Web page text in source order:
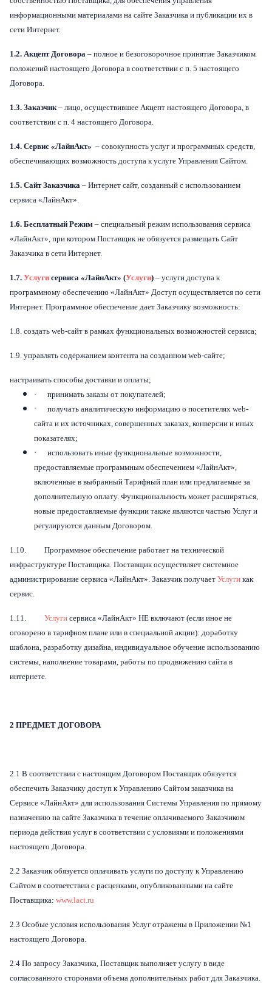
информационными материалами на сайте Заказчика и публикации их в
сети Интернет.
1.2. Акцепт Договора – полное и безоговорочное принятие Заказчиком
положений настоящего Договора в соответствии с п. 5 настоящего
Договора.
1.3. Заказчик – лицо, осуществившее Акцепт настоящего Договора, в
соответствии с п. 4 настоящего Договора.
1.4. Сервис «ЛайнАкт» – совокупность услуг и программных средств,
обеспечивающих возможность доступа к услуге Управления Сайтом.
1.5. Сайт Заказчика – Интернет сайт, созданный с использованием
сервиса «ЛайнАкт».
1.6. Бесплатный Режим – специальный режим использования сервиса
«ЛайнАкт», при котором Поставщик не обязуется размещать Сайт
Заказчика в сети Интернет.
1.7. Услуги сервиса «ЛайнАкт» (Услуги) – услуги доступа к
программному обеспечению «ЛайнАкт» Доступ осуществляется по сети
Интернет. Программное обеспечение дает Заказчику возможность:
1.8. создать web-сайт в рамках функциональных возможностей сервиса;
1.9. управлять содержанием контента на созданном web-сайте;
настраивать способы доставки и оплаты;
· принимать заказы от покупателей;
· получать аналитическую информацию о посетителях web-
сайта и их источниках, совершенных заказах, конверсии и иных
показателях;
· использовать иные функциональные возможности,
предоставляемые программным обеспечением «ЛайнАкт»,
включенные в выбранный Тарифный план или предлагаемые за
дополнительную оплату. Функциональность может расширяться,
новые предоставляемые функции также являются частью Услуг и
регулируются данным Договором.
1.10. Программное обеспечение работает на технической
инфраструктуре Поставщика. Поставщик осуществляет системное
администрирование сервиса «ЛайнАкт». Заказчик получает Услуги как
сервис.
1.11. Услуги сервиса «ЛайнАкт» НЕ включают (если иное не
оговорено в тарифном плане или в специальной акции): доработку
шаблона, разработку дизайна, индивидуальное обучение использованию
системы, наполнение товарами, работы по продвижению сайта в
интернете.
2 ПРЕДМЕТ ДОГОВОРА
2.1 В соответствии с настоящим Договором Поставщик обязуется
обеспечить Заказчику доступ к Управлению Сайтом заказчика на
Сервисе «ЛайнАкт» для использования Системы Управления по прямому
назначению на сайте Заказчика в течение оплачиваемого Заказчиком
периода действия услуг в соответствии с условиями и положениями
настоящего Договора.
2.2 Заказчик обязуется оплачивать услуги по доступу к Управлению
Сайтом в соответствии с расценками, опубликованными на сайте
Поставщика: www.lact.ru
2.3 Особые условия использования Услуг отражены в Приложении №1
настоящего Договора.
2.4 По запросу Заказчика, Поставщик выполняет услугу в виде
согласованного сторонами объема дополнительных работ для Заказчика.